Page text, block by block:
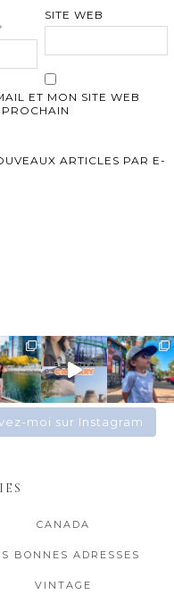
*
SITE WEB
ET MON SITE WEB
ARTICLES PAR E-
moi sur Instagram
CANADA
BONNES ADRESSES
VINTAGE